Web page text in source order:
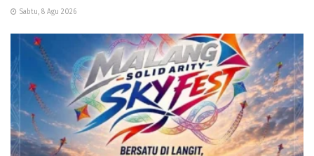
Sabtu, 8 Agu 2026